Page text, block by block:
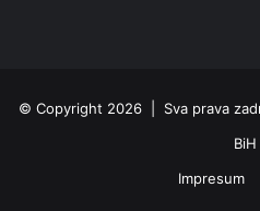
© Copyright 2026 | Sva prava
BiH
Impresum